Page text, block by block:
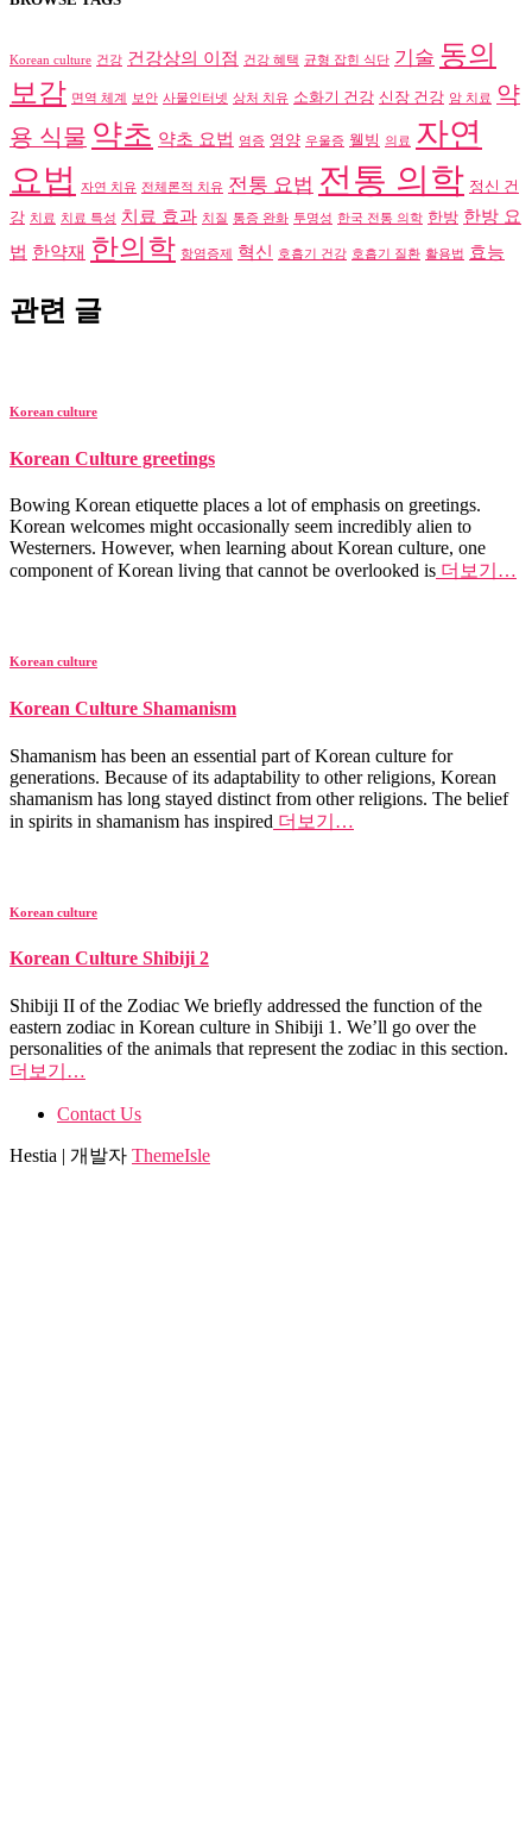
Korean culture 건강 건강상의 이점 건강 혜택 균형 잡힌 식단 기술 동의
보감 면역 체계 보안 사물인터넷 상처 치유 소화기 건강 신장 건강 암 치료 약
용 식물 약초 약초 요법 염증 영양 우울증 웰빙 의료 자연
요법
자연 치유 전체론적 치유 전통 요법 전통 의학 정신 건
강 치료 치료 특성 치료 효과 치질 통증 완화 투명성 한국 전통 의학 한방 한방 요
법 한약재 한의학 항염증제 혁신 호흡기 건강 호흡기 질환 활용법 효능
관련 글
Korean culture
Korean Culture greetings
Bowing Korean etiquette places a lot of emphasis on greetings.
Korean welcomes might occasionally seem incredibly alien to
Westerners. However, when learning about Korean culture, one
component of Korean living that cannot be overlooked is 더보기…
Korean culture
Korean Culture Shamanism
Shamanism has been an essential part of Korean culture for
generations. Because of its adaptability to other religions, Korean
shamanism has long stayed distinct from other religions. The belief
in spirits in shamanism has inspired 더보기…
Korean culture
Korean Culture Shibiji 2
Shibiji II of the Zodiac We briefly addressed the function of the
eastern zodiac in Korean culture in Shibiji 1. We’ll go over the
personalities of the animals that represent the zodiac in this section.
더보기…
Contact Us
Hestia | 개발자 ThemeIsle